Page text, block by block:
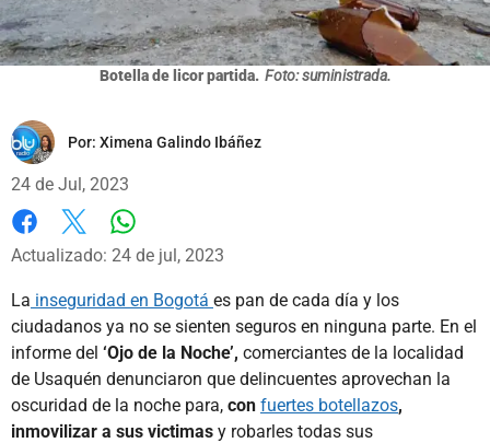
Botella de licor partida. Foto: suministrada.
Por: Ximena Galindo Ibáñez
24 de Jul, 2023
Facebook
X
Actualizado: 24 de jul, 2023
La inseguridad en Bogotá es pan de cada día y los
ciudadanos ya no se sienten seguros en ninguna parte. En el
informe del ‘Ojo de la Noche’, comerciantes de la localidad
de Usaquén denunciaron que delincuentes aprovechan la
oscuridad de la noche para, con fuertes botellazos,
inmovilizar a sus victimas y robarles todas sus